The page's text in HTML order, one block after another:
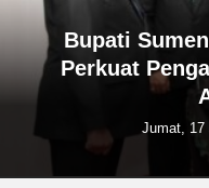
PKM
Dampingi PKK
Kamis, 16